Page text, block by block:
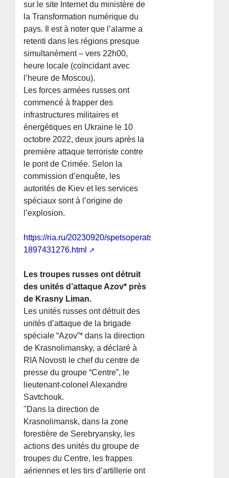
sur le site Internet du ministère de
la Transformation numérique du
pays. Il est à noter que l’alarme a
retenti dans les régions presque
simultanément – vers 22h00,
heure locale (coïncidant avec
l’heure de Moscou).
Les forces armées russes ont
commencé à frapper des
infrastructures militaires et
énergétiques en Ukraine le 10
octobre 2022, deux jours après la
première attaque terroriste contre
le pont de Crimée. Selon la
commission d’enquête, les
autorités de Kiev et les services
spéciaux sont à l’origine de
l’explosion.
https://ria.ru/20230920/spetsoperatsiya-
1897431276.html
Les troupes russes ont détruit
des unités d’attaque Azov* près
de Krasny Liman.
Les unités russes ont détruit des
unités d’attaque de la brigade
spéciale “Azov”* dans la direction
de Krasnolimansky, a déclaré à
RIA Novosti le chef du centre de
presse du groupe “Centre”, le
lieutenant-colonel Alexandre
Savtchouk.
"Dans la direction de
Krasnolimansk, dans la zone
forestière de Serebryansky, les
actions des unités du groupe de
troupes du Centre, les frappes
aériennes et les tirs d’artillerie ont